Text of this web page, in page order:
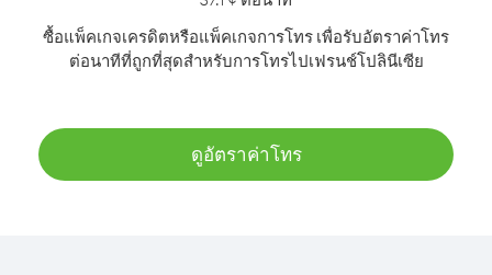
ซื้อแพ็คเกจเครดิตหรือแพ็คเกจการโทร เพื่อรับอัตราค่าโทร
ต่อนาทีที่ถูกที่สุดสำหรับการโทรไปเฟรนช์โปลินีเซีย
ดูอัตราค่าโทร